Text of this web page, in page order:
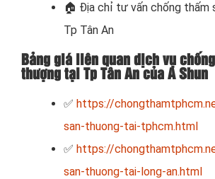
🏠 Địa chỉ tư vấn chống thấm
Tp Tân An
Bảng giá liên quan dịch vụ
thượng tại Tp Tân An của A Shun
✅ https://
san-thuong-tai-tphcm.html
✅ https://
san-thuong-tai-long-an.html